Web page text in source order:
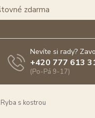
zdarma
Nevíte si rady?
+420 777 613
(Po-Pá 9-17)
s kostrou